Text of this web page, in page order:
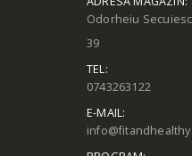
Odorheiu
39
TEL:
0743263122
E-MAIL: